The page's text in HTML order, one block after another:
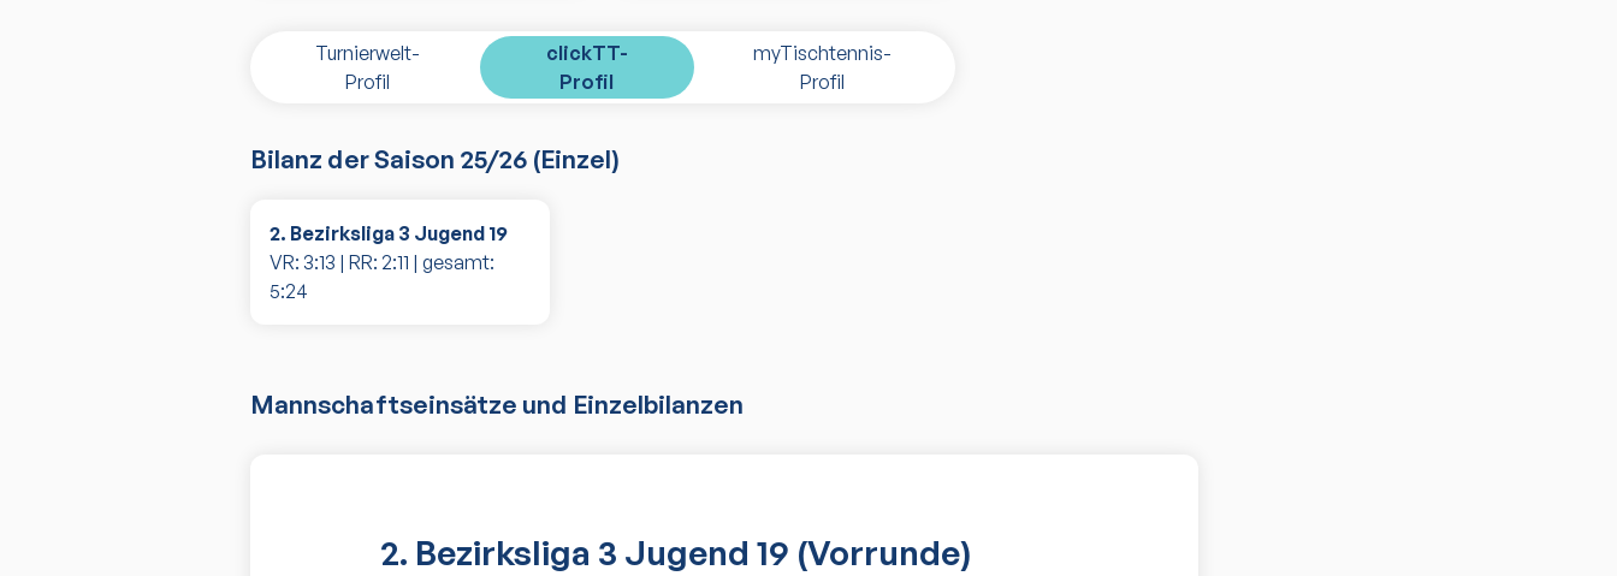
Turnierwelt-
Profil
clickTT-
Profil
myTischtennis-
Profil
Bilanz der Saison 25/26 (Einzel)
2. Bezirksliga 3 Jugend 19
VR: 3:13 | RR: 2:11 | gesamt:
5:24
Mannschaftseinsätze und Einzelbilanzen
2. Bezirksliga 3 Jugend 19 (Vorrunde)